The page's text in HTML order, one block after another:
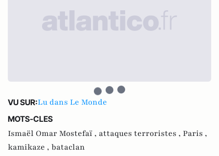
VU SUR:Lu dans Le Monde
MOTS-CLES
Ismaël Omar Mostefaï , attaques terroristes , Paris ,
kamikaze , bataclan